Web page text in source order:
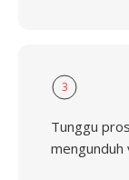
3
Tunggu
mengunduh